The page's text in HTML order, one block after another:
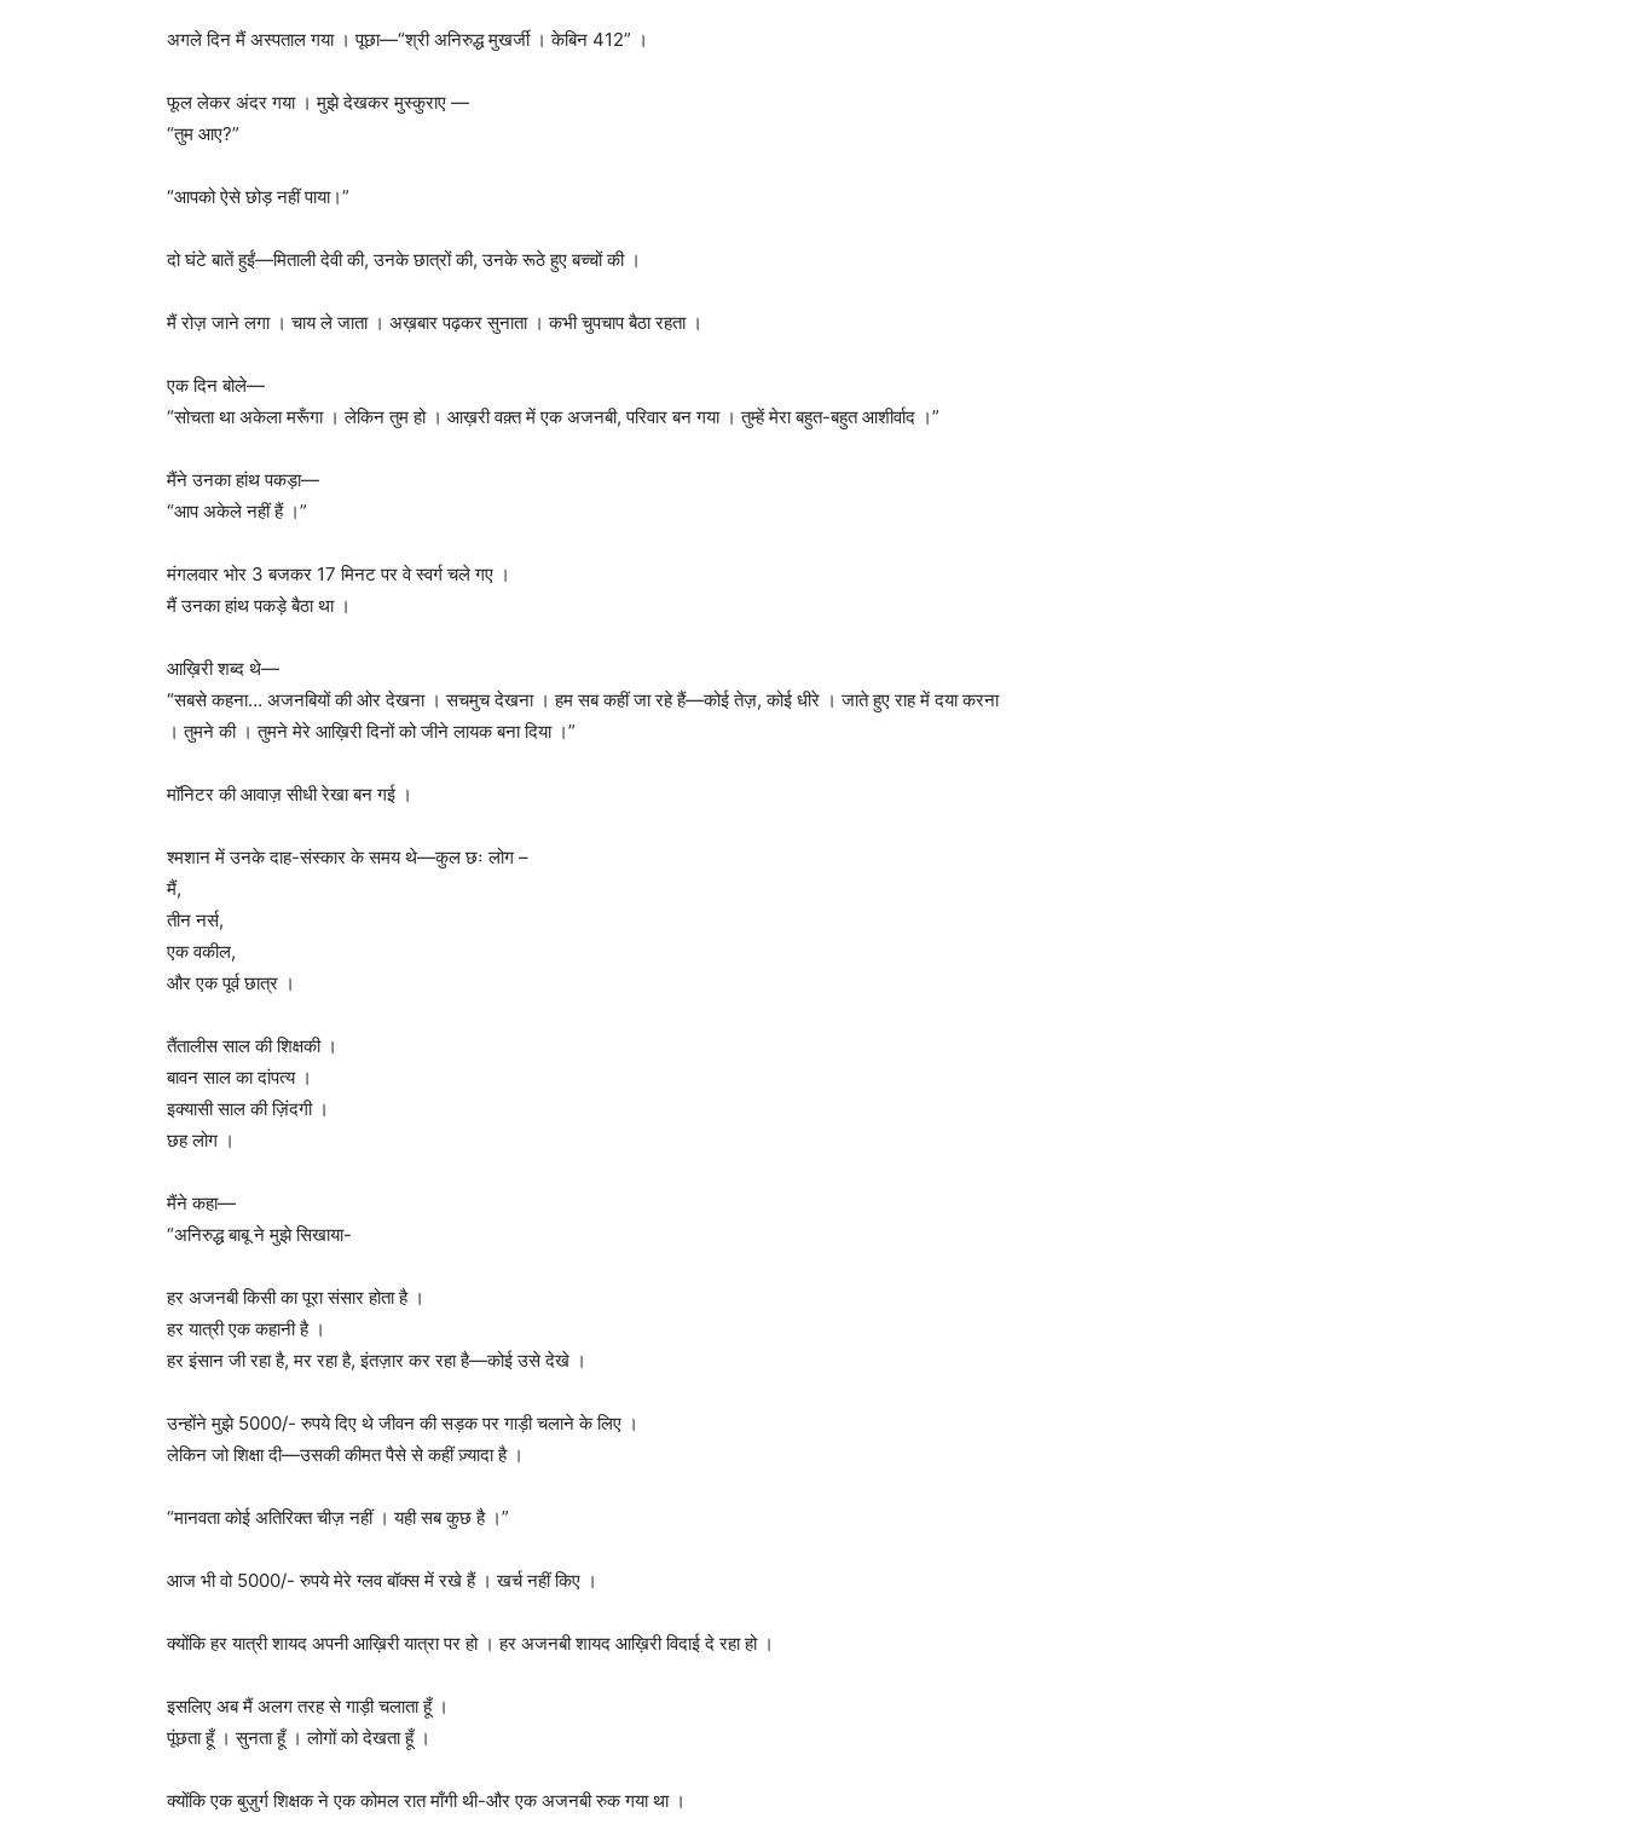
अगले दिन मैं अस्पताल गया । पूछा—“श्री अनिरुद्ध मुखर्जी । केबिन 412” ।
फूल लेकर अंदर गया । मुझे देखकर मुस्कुराए —
“तुम आए?”
“आपको ऐसे छोड़ नहीं पाया।”
दो घंटे बातें हुईं—मिताली देवी की, उनके छात्रों की, उनके रूठे हुए बच्चों की ।
मैं रोज़ जाने लगा । चाय ले जाता । अख़बार पढ़कर सुनाता । कभी चुपचाप बैठा रहता ।
एक दिन बोले—
“सोचता था अकेला मरूँगा । लेकिन तुम हो । आख़री वक़्त में एक अजनबी, परिवार बन गया । तुम्हें मेरा बहुत-बहुत आशीर्वाद ।”
मैंने उनका हांथ पकड़ा—
“आप अकेले नहीं हैं ।”
मंगलवार भोर 3 बजकर 17 मिनट पर वे स्वर्ग चले गए ।
मैं उनका हांथ पकड़े बैठा था ।
आख़िरी शब्द थे—
“सबसे कहना… अजनबियों की ओर देखना । सचमुच देखना । हम सब कहीं जा रहे हैं—कोई तेज़, कोई धीरे । जाते हुए राह में दया करना
। तुमने की । तुमने मेरे आख़िरी दिनों को जीने लायक बना दिया ।”
मॉनिटर की आवाज़ सीधी रेखा बन गई ।
श्मशान में उनके दाह-संस्कार के समय थे—कुल छः लोग –
मैं,
तीन नर्स,
एक वकील,
और एक पूर्व छात्र ।
तैंतालीस साल की शिक्षकी ।
बावन साल का दांपत्य ।
इक्यासी साल की ज़िंदगी ।
छह लोग ।
मैंने कहा—
“अनिरुद्ध बाबू ने मुझे सिखाया-
हर अजनबी किसी का पूरा संसार होता है ।
हर यात्री एक कहानी है ।
हर इंसान जी रहा है, मर रहा है, इंतज़ार कर रहा है—कोई उसे देखे ।
उन्होंने मुझे 5000/- रुपये दिए थे जीवन की सड़क पर गाड़ी चलाने के लिए ।
लेकिन जो शिक्षा दी—उसकी कीमत पैसे से कहीं ज़्यादा है ।
“मानवता कोई अतिरिक्त चीज़ नहीं । यही सब कुछ है ।”
आज भी वो 5000/- रुपये मेरे ग्लव बॉक्स में रखे हैं । खर्च नहीं किए ।
क्योंकि हर यात्री शायद अपनी आख़िरी यात्रा पर हो । हर अजनबी शायद आख़िरी विदाई दे रहा हो ।
इसलिए अब मैं अलग तरह से गाड़ी चलाता हूँ ।
पूंछता हूँ । सुनता हूँ । लोगों को देखता हूँ ।
क्योंकि एक बुज़ुर्ग शिक्षक ने एक कोमल रात माँगी थी-और एक अजनबी रुक गया था ।